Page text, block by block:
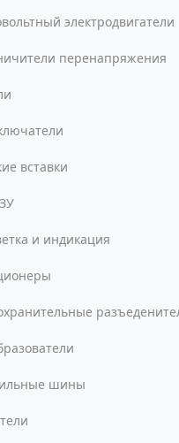
электродвигатели
перенапряжения
вставки
и индикация
шины